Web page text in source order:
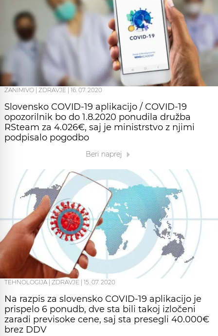
ZANIMIVO | ZDRAVJE | 16. 07. 2020
Slovensko COVID-19 aplikacijo / COVID-19
opozorilnik bo do 1.8.2020 ponudila družba
RSteam za 4.026€, saj je ministrstvo z njimi
podpisalo pogodbo
Beri naprej
TEHNOLOGIJA ZDRAVJE 15. 07. 2020
Na razpis za slovensko COVID-19 aplikacijo je
prispelo 6 ponudb, dve sta bili takoj izločeni
zaradi previsoke cene, saj sta presegli 40.000€
brez DDV